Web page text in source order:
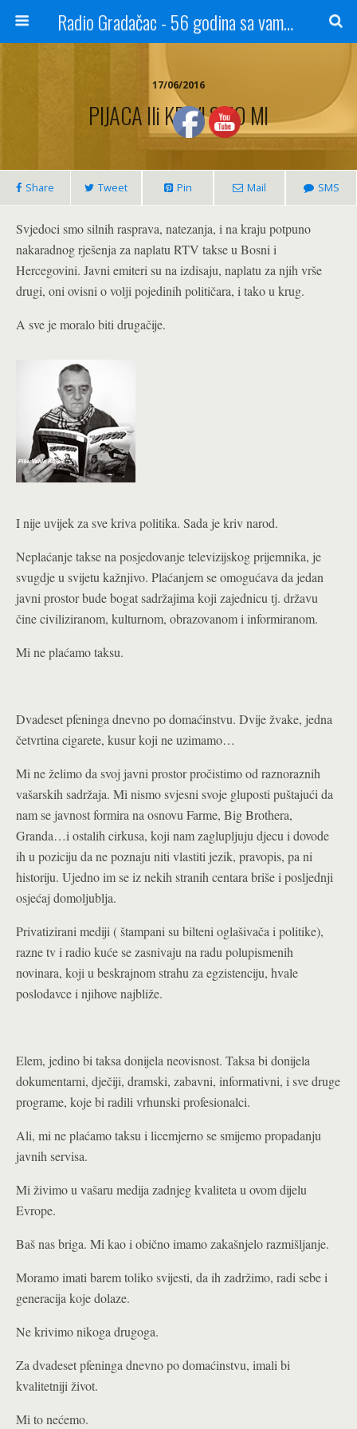
Radio Gradačac - 56 godina sa vama...
17/06/2016
PIJACA Ili KRIVI SMO MI
Share Tweet Pin Mail SMS
Svjedoci smo silnih rasprava, natezanja, i na kraju potpuno
nakaradnog rješenja za naplatu RTV takse u Bosni i
Hercegovini. Javni emiteri su na izdisaju, naplatu za njih vrše
drugi, oni ovisni o volji pojedinih političara, i tako u krug.
A sve je moralo biti drugačije.
I nije uvijek za sve kriva politika. Sada je kriv narod.
Neplaćanje takse na posjedovanje televizijskog prijemnika, je
svugdje u svijetu kažnjivo. Plaćanjem se omogućava da jedan
javni prostor bude bogat sadržajima koji zajednicu tj. državu
čine civiliziranom, kulturnom, obrazovanom i informiranom.
Mi ne plaćamo taksu.
Dvadeset pfeninga dnevno po domaćinstvu. Dvije žvake, jedna
četvrtina cigarete, kusur koji ne uzimamo…
Mi ne želimo da svoj javni prostor pročistimo od raznoraznih
vašarskih sadržaja. Mi nismo svjesni svoje gluposti puštajući da
nam se javnost formira na osnovu Farme, Big Brothera,
Granda…i ostalih cirkusa, koji nam zaglupljuju djecu i dovode
ih u poziciju da ne poznaju niti vlastiti jezik, pravopis, pa ni
historiju. Ujedno im se iz nekih stranih centara briše i posljednji
osjećaj domoljublja.
Privatizirani mediji ( štampani su bilteni oglašivača i politike),
razne tv i radio kuće se zasnivaju na radu polupismenih
novinara, koji u beskrajnom strahu za egzistenciju, hvale
poslodavce i njihove najbliže.
Elem, jedino bi taksa donijela neovisnost. Taksa bi donijela
dokumentarni, dječiji, dramski, zabavni, informativni, i sve druge
programe, koje bi radili vrhunski profesionalci.
Ali, mi ne plaćamo taksu i licemjerno se smijemo propadanju
javnih servisa.
Mi živimo u vašaru medija zadnjeg kvaliteta u ovom dijelu
Evrope.
Baš nas briga. Mi kao i obično imamo zakašnjelo razmišljanje.
Moramo imati barem toliko svijesti, da ih zadržimo, radi sebe i
generacija koje dolaze.
Ne krivimo nikoga drugoga.
Za dvadeset pfeninga dnevno po domaćinstvu, imali bi
kvalitetniji život.
Mi to nećemo.